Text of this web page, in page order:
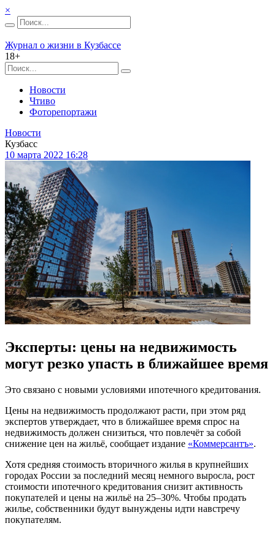
×
Журнал о жизни в Кузбассе
18+
Новости
Чтиво
Фоторепортажи
Новости
Кузбасс
10 марта 2022 16:28
Эксперты: цены на недвижимость
могут резко упасть в ближайшее время
Это связано с новыми условиями ипотечного кредитования.
Цены на недвижимость продолжают расти, при этом ряд
экспертов утверждает, что в ближайшее время спрос на
недвижимость должен снизиться, что повлечёт за собой
снижение цен на жильё, сообщает издание «Коммерсантъ».
Хотя средняя стоимость вторичного жилья в крупнейших
городах России за последний месяц немного выросла, рост
стоимости ипотечного кредитования снизит активность
покупателей и цены на жильё на 25–30%. Чтобы продать
жилье, собственники будут вынуждены идти навстречу
покупателям.